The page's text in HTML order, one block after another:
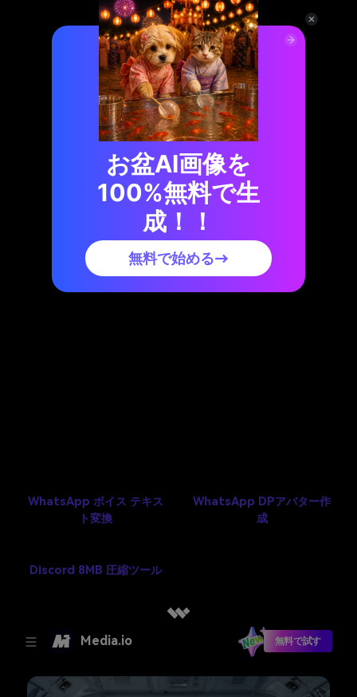
現時点で、WhatsAppは16MBまでの動画ファイルのアップロードと共
有が可能です。ただし、WhatsApp 用に動画サイズを縮小したくない場
合は、動画をドキュメントとして送信することもできます。
2. 大きな動画ファイルをWhatsAppで送る方法は？
3. Media.io でスマホから WhatsApp 用に動画を圧縮
できますか？
4. WhatsApp 用に画質を落とさずに動画サイズを縮小
するには？
WhatsApp ボイス テキス
ト変換
WhatsApp DPアバター作
成
Discord 8MB 圧縮ツール
Media.io 無料で試す
お盆AI画像を
100%無料で生
成！！
無料で始める→